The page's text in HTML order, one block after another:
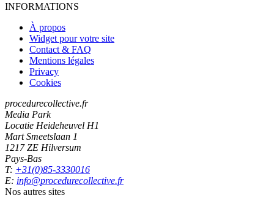
INFORMATIONS
À propos
Widget pour votre site
Contact & FAQ
Mentions légales
Privacy
Cookies
procedurecollective.fr
Media Park
Locatie Heideheuvel H1
Mart Smeetslaan 1
1217 ZE Hilversum
Pays-Bas
T: +31(0)85-3330016
E: info@procedurecollective.fr
Nos autres sites